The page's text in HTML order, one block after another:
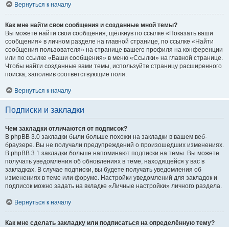
Вернуться к началу
Как мне найти свои сообщения и созданные мной темы?
Вы можете найти свои сообщения, щёлкнув по ссылке «Показать ваши
сообщения» в личном разделе на главной странице, по ссылке «Найти
сообщения пользователя» на странице вашего профиля на конференции
или по ссылке «Ваши сообщения» в меню «Ссылки» на главной странице.
Чтобы найти созданные вами темы, используйте страницу расширенного
поиска, заполнив соответствующие поля.
Вернуться к началу
Подписки и закладки
Чем закладки отличаются от подписок?
В phpBB 3.0 закладки были больше похожи на закладки в вашем веб-
браузере. Вы не получали предупреждений о произошедших изменениях.
В phpBB 3.1 закладки больше напоминают подписки на темы. Вы можете
получать уведомления об обновлениях в теме, находящейся у вас в
закладках. В случае подписки, вы будете получать уведомления об
изменениях в теме или форуме. Настройки уведомлений для закладок и
подписок можно задать на вкладке «Личные настройки» личного раздела.
Вернуться к началу
Как мне сделать закладку или подписаться на определённую тему?